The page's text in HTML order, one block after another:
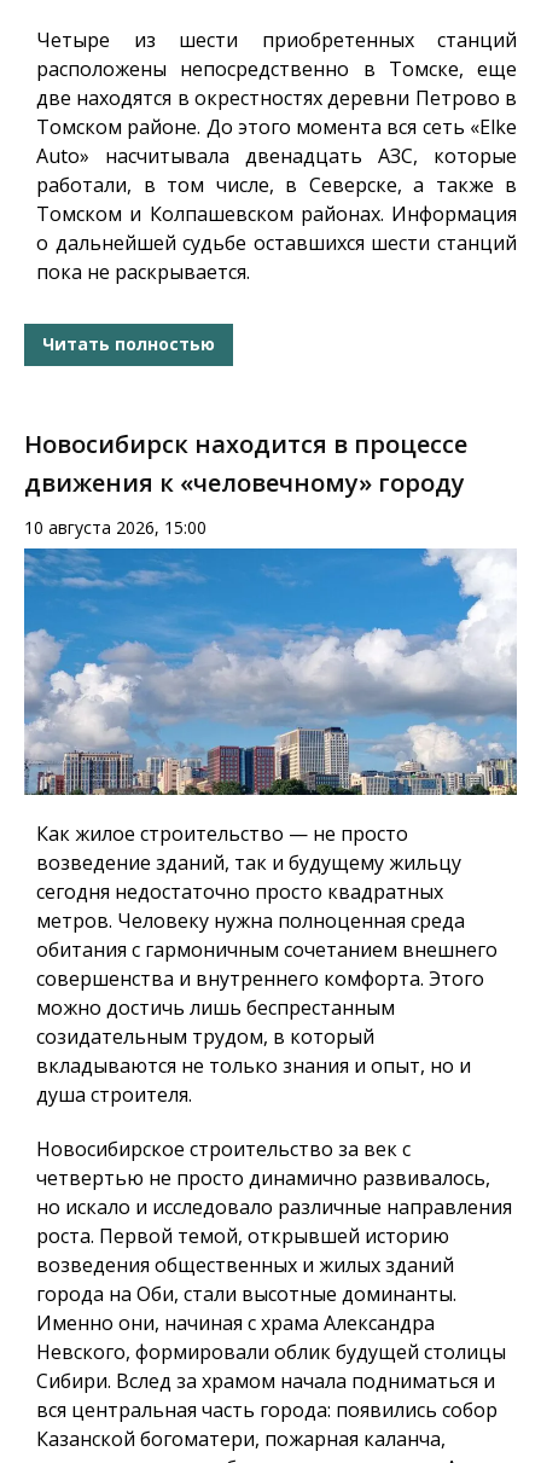
Четыре из шести приобретенных станций
расположены непосредственно в Томске, еще
две находятся в окрестностях деревни Петрово в
Томском районе. До этого момента вся сеть «Elke
Auto» насчитывала двенадцать АЗС, которые
работали, в том числе, в Северске, а также в
Томском и Колпашевском районах. Информация
о дальнейшей судьбе оставшихся шести станций
пока не раскрывается.
Читать полностью
Новосибирск находится в процессе
движения к «человечному» городу
10 августа 2026, 15:00
Как жилое строительство — не просто
возведение зданий, так и будущему жильцу
сегодня недостаточно просто квадратных
метров. Человеку нужна полноценная среда
обитания с гармоничным сочетанием внешнего
совершенства и внутреннего комфорта. Этого
можно достичь лишь беспрестанным
созидательным трудом, в который
вкладываются не только знания и опыт, но и
душа строителя.
Новосибирское строительство за век с
четвертью не просто динамично развивалось,
но искало и исследовало различные направления
роста. Первой темой, открывшей историю
возведения общественных и жилых зданий
города на Оби, стали высотные доминанты.
Именно они, начиная с храма Александра
Невского, формировали облик будущей столицы
Сибири. Вслед за храмом начала подниматься и
вся центральная часть города: появились собор
Казанской богоматери, пожарная каланча,